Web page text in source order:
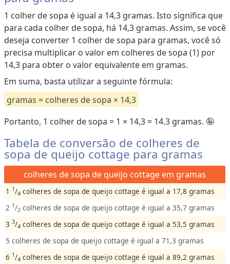
1 colher de sopa é igual a 14,3 gramas. Isto significa que
para cada colher de sopa, há 14,3 gramas. Assim, se você
deseja converter 1 colher de sopa para gramas, você só
precisa multiplicar o valor em colheres de sopa (1) por
14,3 para obter o valor equivalente em gramas.
Em suma, basta utilizar a seguinte fórmula:
gramas = colheres de sopa × 14,3
Portanto, 1 colher de sopa = 1 × 14,3 = 14.3 gramas. 🤪
Tabela de conversão de colheres de
sopa de queijo cottage para gramas
colheres de sopa de queijo cottage em gramas
1 1/4 colheres de sopa de queijo cottage é igual a 17,8 gramas
2 1/2colheres de sopa de queijo cottage é igual a 35,7 gramas
3 3/4 colheres de sopa de queijo cottage é igual a 53,5 gramas
5 colheres de sopa de queijo cottage é igual a 71,3 gramas
6 1/4 colheres de sopa de queijo cottage é igual a 89,2 gramas